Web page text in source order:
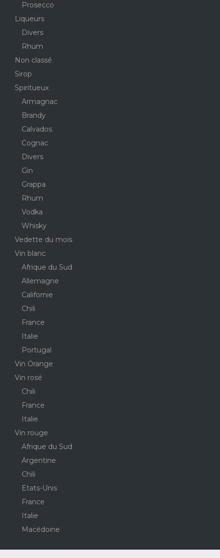
Prosecco
Liqueurs
Divers
Rhum
Non classé
Sirop
Spiritueux
Armagnac
Brandy
Calvados
Cognac
Divers
Gin
Grappa
Rhum
Vodka
Whisky
Vedette du mois
Vin blanc
Afrique du Sud
Allemagne
Californie
Chili
France
Italie
Portugal
Vin Orange
Vin rosé
Chili
France
Italie
Vin rouge
Afrique du Sud
Argentine
Chili
Etats-Unis
France
Italie
Macédoine